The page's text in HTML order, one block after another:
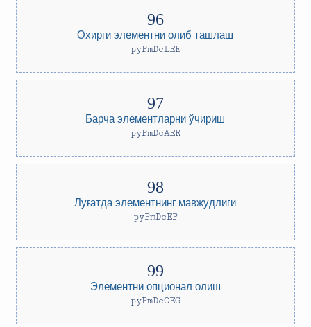
Охирги элементни олиб ташлаш
pyPmDcLEE
Барча элементларни ўчириш
pyPmDcAER
Луғатда элементнинг мавжудлиги
pyPmDcEP
Элементни опционал олиш
pyPmDcOEG